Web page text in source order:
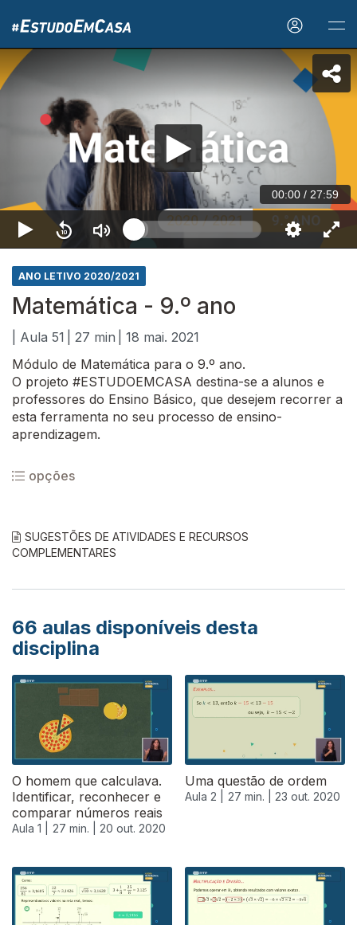
00:00 / 27:59
ANO LETIVO 2020/2021
Matemática - 9.º ano
| Aula 51 | 27 min
| 18 mai. 2021
Módulo de Matemática para o 9.º ano.
O projeto #ESTUDOEMCASA destina-se a alunos e
professores do Ensino Básico, que desejem recorrer a
esta ferramenta no seu processo de ensino-
aprendizagem.
opções
SUGESTÕES DE ATIVIDADES E RECURSOS
COMPLEMENTARES
66 aulas disponíveis desta
disciplina
O homem que calculava.
Identificar, reconhecer e
comparar números reais
Aula 1 | 27 min. | 20 out. 2020
Uma questão de ordem
Aula 2 | 27 min. | 23 out. 2020